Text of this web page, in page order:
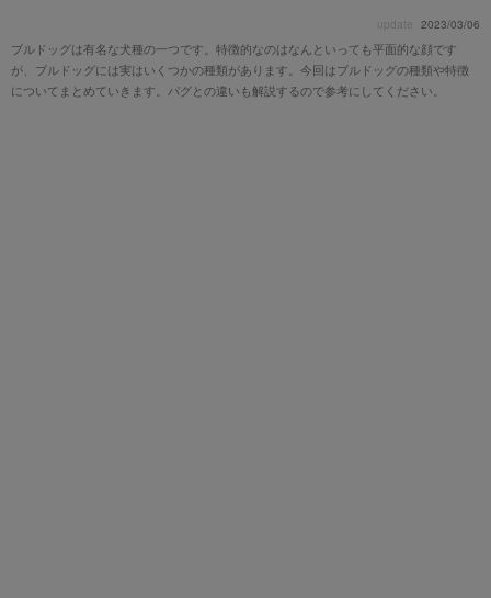
update 2023/03/06
ブルドッグは有名な犬種の一つです。特徴的なのはなんといっても平面的な顔です
が、ブルドッグには実はいくつかの種類があります。今回はブルドッグの種類や特徴
についてまとめていきます。パグとの違いも解説するので参考にしてください。